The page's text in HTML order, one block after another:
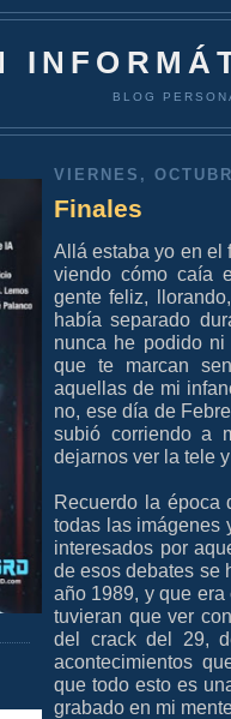
BLOG
VIERNES,
Finales
Allá estaba yo en el
viendo cómo caía
gente feliz,
había separado
nunca he podido
que te marcan
aquellas de mi
no, ese día de
subió corriendo a
dejarnos ver la tele
Recuerdo la época
todas las imágenes
interesados por
de esos debates se
año 1989, y que
tuvieran que ver
del crack del 29,
acontecimientos
que todo esto es
grabado en mi